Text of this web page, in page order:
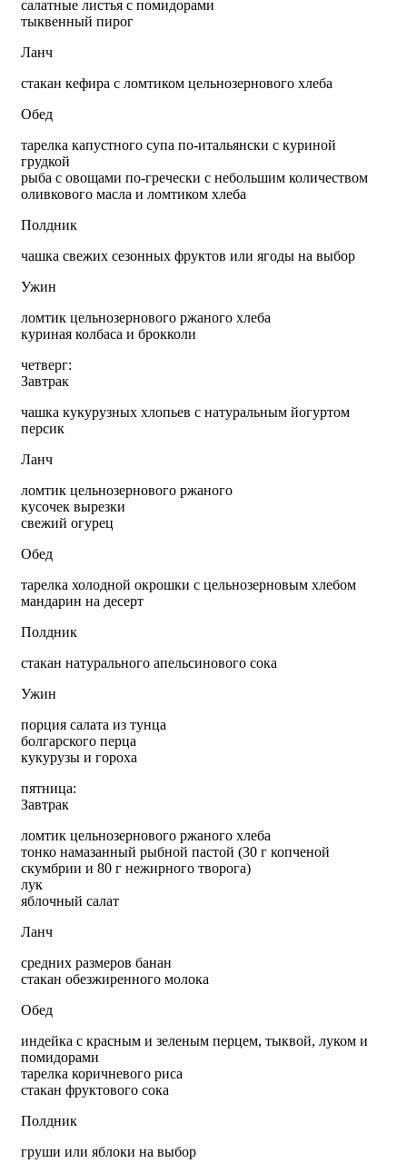
салатные листья с помидорами
тыквенный пирог
Ланч
стакан кефира с ломтиком цельнозернового хлеба
Обед
тарелка капустного супа по-итальянски с куриной
грудкой
рыба с овощами по-гречески с небольшим количеством
оливкового масла и ломтиком хлеба
Полдник
чашка свежих сезонных фруктов или ягоды на выбор
Ужин
ломтик цельнозернового ржаного хлеба
куриная колбаса и брокколи
четверг:
Завтрак
чашка кукурузных хлопьев с натуральным йогуртом
персик
Ланч
ломтик цельнозернового ржаного
кусочек вырезки
свежий огурец
Обед
тарелка холодной окрошки с цельнозерновым хлебом
мандарин на десерт
Полдник
стакан натурального апельсинового сока
Ужин
порция салата из тунца
болгарского перца
кукурузы и гороха
пятница:
Завтрак
ломтик цельнозернового ржаного хлеба
тонко намазанный рыбной пастой (30 г копченой
скумбрии и 80 г нежирного творога)
лук
яблочный салат
Ланч
средних размеров банан
стакан обезжиренного молока
Обед
индейка с красным и зеленым перцем, тыквой, луком и
помидорами
тарелка коричневого риса
стакан фруктового сока
Полдник
груши или яблоки на выбор